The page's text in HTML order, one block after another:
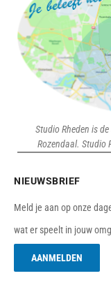
Studio Rheden is
Rozendaal. Studio
NIEUWSBRIEF
Meld je aan op onze
wat er speelt in jouw